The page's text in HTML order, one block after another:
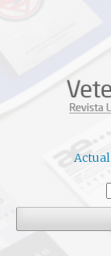
Actual